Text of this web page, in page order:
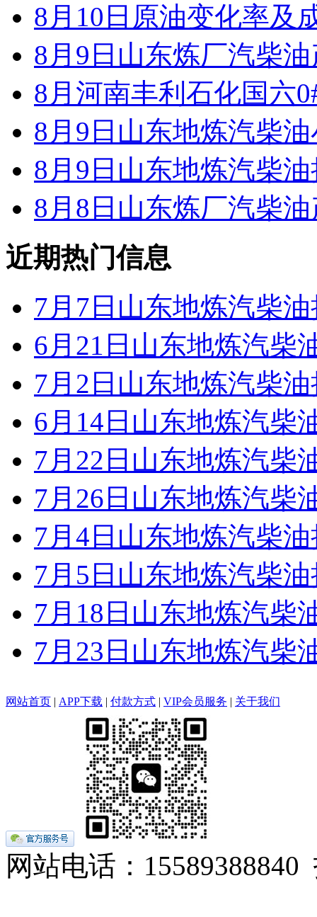
8月10日原油变化率及
8月9日山东炼厂汽柴
8月河南丰利石化国六
8月9日山东地炼汽柴
8月9日山东地炼汽柴
8月8日山东炼厂汽柴
近期热门信息
7月7日山东地炼汽柴
6月21日山东地炼汽柴
7月2日山东地炼汽柴
6月14日山东地炼汽柴
7月22日山东地炼汽柴
7月26日山东地炼汽柴
7月4日山东地炼汽柴
7月5日山东地炼汽柴
7月18日山东地炼汽柴
7月23日山东地炼汽柴
网站首页 | APP下载 | 付款方式 | VIP会员服务 | 关于我们
网站电话：